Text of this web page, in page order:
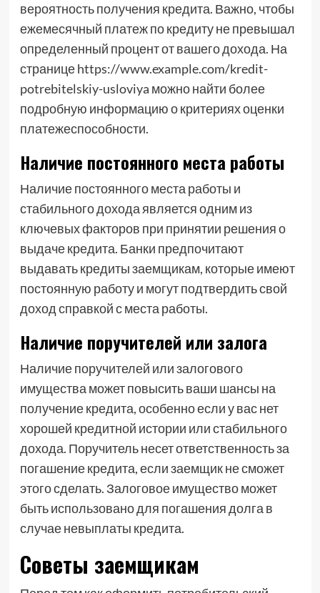
вероятность получения кредита. Важно, чтобы
ежемесячный платеж по кредиту не превышал
определенный процент от вашего дохода. На
странице https://www.example.com/kredit-
potrebitelskiy-usloviya можно найти более
подробную информацию о критериях оценки
платежеспособности.
Наличие постоянного места работы
Наличие постоянного места работы и
стабильного дохода является одним из
ключевых факторов при принятии решения о
выдаче кредита. Банки предпочитают
выдавать кредиты заемщикам, которые имеют
постоянную работу и могут подтвердить свой
доход справкой с места работы.
Наличие поручителей или залога
Наличие поручителей или залогового
имущества может повысить ваши шансы на
получение кредита, особенно если у вас нет
хорошей кредитной истории или стабильного
дохода. Поручитель несет ответственность за
погашение кредита, если заемщик не сможет
этого сделать. Залоговое имущество может
быть использовано для погашения долга в
случае невыплаты кредита.
Советы заемщикам